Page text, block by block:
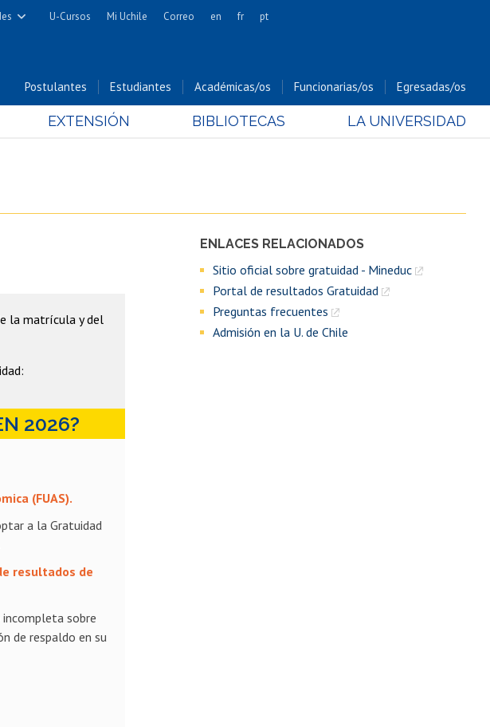
Físicas y Matemáticas
Cs. Forestales y Conservación
y Farmacéuticas
Cs. Sociales
Estudios Internacionales
Bachillerato
U-Cursos Mi Uchile Correo en fr pt
Postulantes Estudiantes Académicas/os Funcionarias/os Egresadas/os
EXTENSIÓN BIBLIOTECAS LA UNIVERSIDAD
ENLACES RELACIONADOS
Sitio oficial sobre gratuidad - Mineduc
Portal de resultados Gratuidad
Preguntas frecuentes
Admisión en la U. de Chile
la matrícula y del
2026?
(FUAS).
a la Gratuidad
resultados de
sobre
de respaldo en su